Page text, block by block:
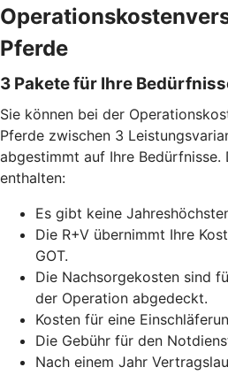
Pferde
3 Pakete für Ihre
Sie können bei der
Pferde zwischen 3
abgestimmt auf Ihre Bedürfnisse.
enthalten:
Es gibt keine
Die R+V übernimmt Ihre
GOT.
Die Nachsorgekosten sind
der Operation abgedeckt.
Kosten für eine
Die Gebühr für den
Nach einem Jahr